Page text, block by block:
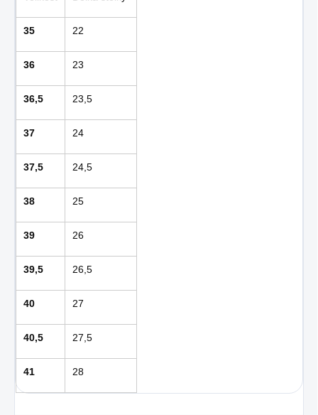
35 22
36 23
36,5 23,5
37 24
37,5 24,5
38 25
39 26
39,5 26,5
40 27
40,5 27,5
41 28